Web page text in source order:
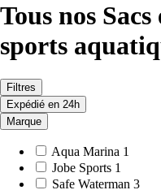
Tous nos
sports
Filtres
Expédié en 24h
Marque
Aqua Marina 1
Jobe Sports 1
Safe Waterman 3